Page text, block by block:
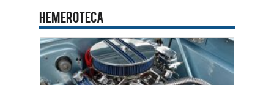
HEMEROTECA